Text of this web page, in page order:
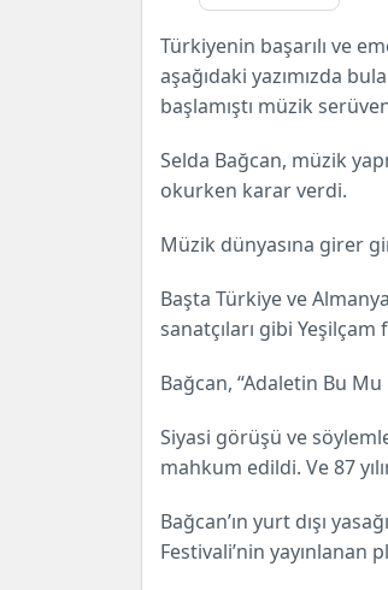
Türkiyenin başarılı ve
aşağıdaki yazımızda
başlamıştı müzik
Selda Bağcan, müzik
okurken karar verdi.
Müzik dünyasına girer
Başta Türkiye ve
sanatçıları gibi
Bağcan, “Adaletin Bu
Siyasi görüşü ve
mahkum edildi. Ve 87
Bağcan’ın yurt dışı
Festivali’nin yayınlanan